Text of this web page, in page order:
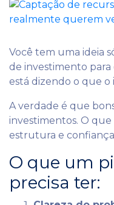
Você tem uma ideia
de investimento para
está dizendo o que
A verdade é que
investimentos. O que
estrutura e
O que um
precisa ter: